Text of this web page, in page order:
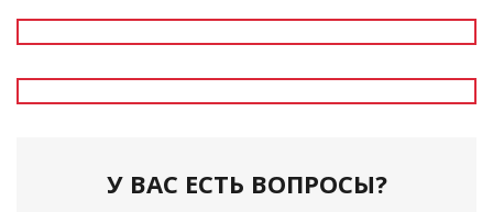
У ВАС ЕСТЬ ВОПРОСЫ?